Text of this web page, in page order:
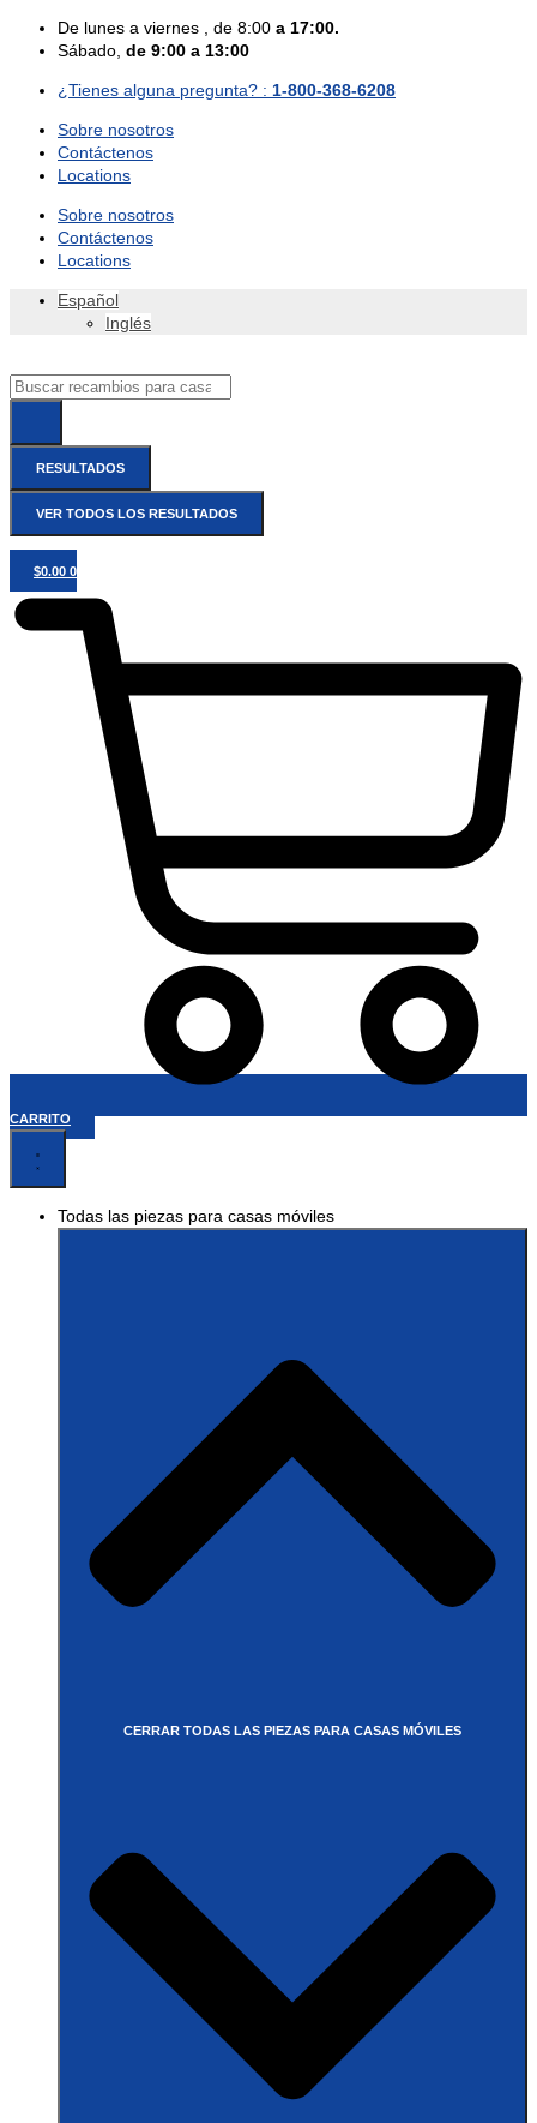
Skip
De lunes a viernes , de 8:00 a 17:00.
Sábado de 9:00 a 13:00
¿Tienes alguna pregunta? : 1-800-368-6208
Sobre nosotros
Contáctenos
Locations
Sobre nosotros
Contáctenos
Locations
Español
Inglés
Search
...
RESULTADOS
VER TODOS LOS RESULTADOS
$0.00 0
CARRITO
Todas las piezas para casas móviles
CERRAR TODAS LAS PIEZAS PARA CASAS MÓVILES